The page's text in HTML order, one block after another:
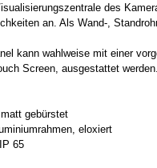
des
an. Als Wand-,
kann wahlweise mit einer
Screen, ausgestattet werden.
gebürstet
eloxiert
65